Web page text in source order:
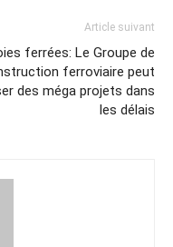
Article suivant
ferrées: Le Groupe de
ferroviaire peut
des méga projets dans
les délais